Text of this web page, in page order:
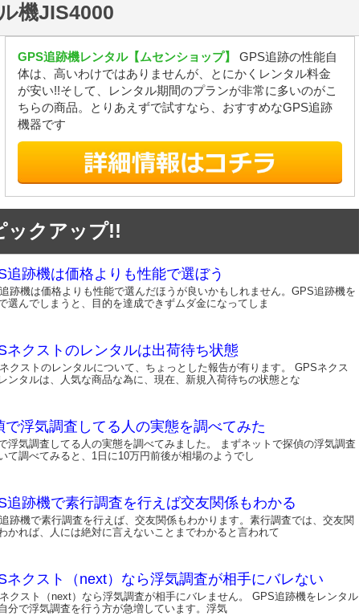
機JIS4000
GPS追跡機レンタル【ムセンショップ】
GPS追跡の性能自
体は、高いわけではありませんが、とにかくレンタル料金
が安い!!そして、レンタル期間のプランが非常に多いのがこ
ちらの商品。とりあえずで試すなら、おすすめなGPS追跡
機器です
ックアップ!!
追跡機は価格よりも性能で選ぼう
跡機は価格よりも性能で選んだほうが良いかもしれません。GPS追跡機を
選んでしまうと、目的を達成できずムダ金になってしま
ネクストのレンタルは出荷待ち状態
クストのレンタルについて、ちょっとした報告が有ります。 GPSネクス
ンタルは、人気な商品な為に、現在、新規入荷待ちの状態とな
で浮気調査してる人の実態を調べてみた
浮気調査してる人の実態を調べてみました。 まずネットで探偵の浮気調査
て調べてみると、1日に10万円前後が相場のようでし
追跡機で素行調査を行えば交友関係もわかる
跡機で素行調査を行えば、交友関係もわかります。素行調査では、交友関
かれば、人には絶対に言えないことまでわかると言われて
ネクスト（next）なら浮気調査が相手にバレない
クスト（next）なら浮気調査が相手にバレません。 GPS追跡機をレンタル
分で浮気調査を行う方が急増しています。浮気